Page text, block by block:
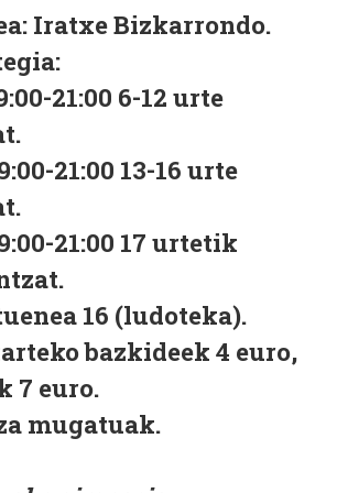
Iratxe Bizkarrondo.
21:00 6-12 urte
21:00 13-16 urte
21:00 17 urtetik
16 (ludoteka).
bazkideek 4 euro,
7 euro.
mugatuak.